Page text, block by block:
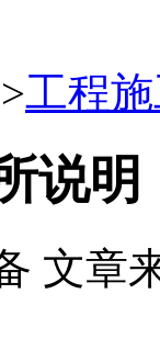
工程
说明
文章